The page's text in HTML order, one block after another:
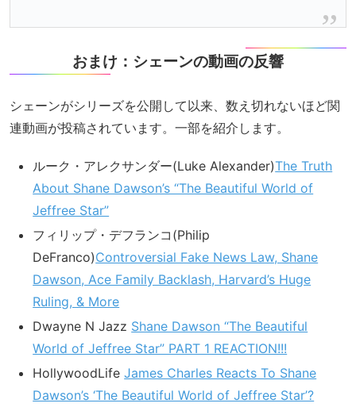
おまけ：シェーンの動画の反響
シェーンがシリーズを公開して以来、数え切れないほど関
連動画が投稿されています。一部を紹介します。
ルーク・アレクサンダー(Luke Alexander)The Truth
About Shane Dawson’s “The Beautiful World of
Jeffree Star”
フィリップ・デフランコ(Philip
DeFranco)Controversial Fake News Law, Shane
Dawson, Ace Family Backlash, Harvard’s Huge
Ruling, & More
Dwayne N Jazz Shane Dawson “The Beautiful
World of Jeffree Star” PART 1 REACTION!!!
HollywoodLifeJames Charles Reacts To Shane
Dawson’s ‘The Beautiful World of Jeffree Star’?